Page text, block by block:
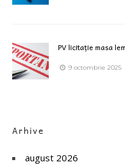
PV licitație masa
9 octombrie 2025
Arhive
august 2026